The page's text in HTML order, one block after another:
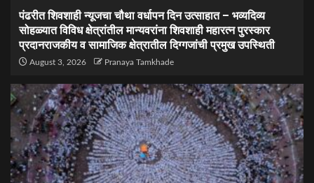
पंढरीत शिवशाही न्यूजचा चौथा वर्धापन दिन उत्साहात – भव्यदिव्य
सोहळ्यात विविध क्षेत्रांतील मान्यवरांना शिवशाही महारत्न पुरस्कार
प्रदानराजकीय व सामाजिक क्षेत्रातील दिग्गजांची प्रमुख उपस्थिती
August 3, 2026 Pranaya Tamkhade